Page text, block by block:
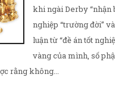
khi ngài Derby “nhận
nghiệp “trường đời”
luận từ “đề án tốt
vàng của mình, số
rằng không...